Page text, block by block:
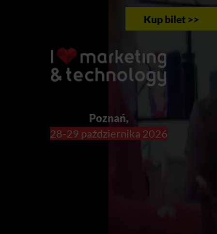
Kup bilet >>
Poznań,
28-29 października 2026